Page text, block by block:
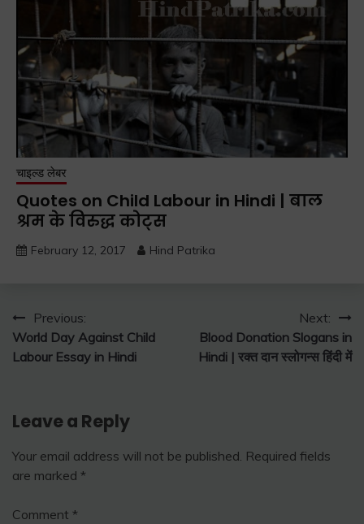
चाइल्ड लेबर
Quotes on Child Labour in Hindi | बाल
श्रम के विरुद्ध कोट्स
February 12, 2017 Hind Patrika
Post
navigation
Previous:
World Day Against Child
Labour Essay in Hindi
Next:
Blood Donation Slogans in
Hindi | रक्त दान स्लोगन्स हिंदी में
Leave a Reply
Your email address will not be published. Required fields
are marked *
Comment *